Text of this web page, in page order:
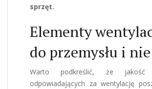
sprzęt.
Elementy
do przemysłu i
Warto podkreślić, że jakość
odpowiadających za wentylację